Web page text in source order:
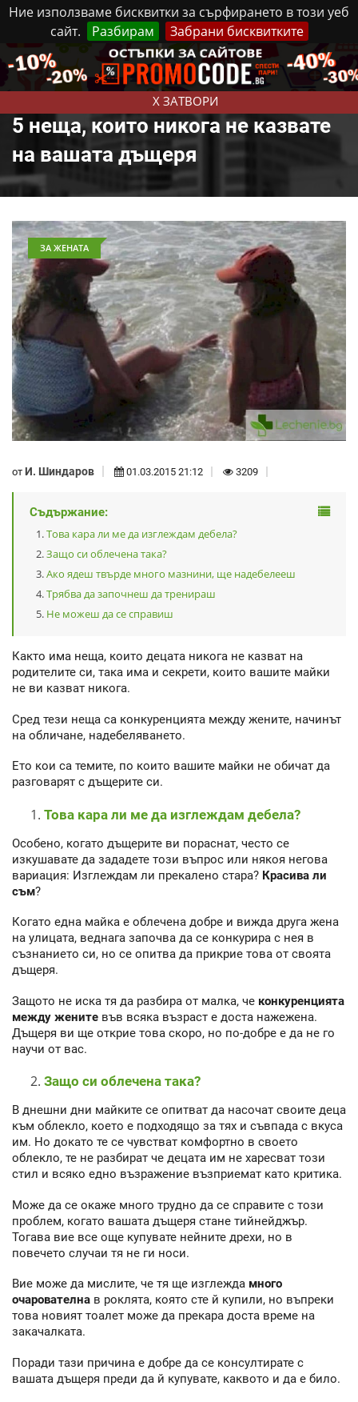
Ние използваме бисквитки за сърфирането в този уеб
сайт.
Разбирам Забрани бисквитките
X ЗАТВОРИ
Четвъртък, 6 Август, 2026 Реклама Контакти
5 неща, които никога не казвате
на вашата дъщеря
ЗА ЖЕНАТА
от И. Шиндаров 01.03.2015 21:12 3209
Съдържание:
Това кара ли ме да изглеждам дебела?
Защо си облечена така?
Ако ядеш твърде много мазнини, ще надебелееш
Трябва да започнеш да тренираш
Не можеш да се справиш
Както има неща, които децата никога не казват на
родителите си, така има и секрети, които вашите майки
не ви казват никога.
Сред тези неща са конкуренцията между жените, начинът
на обличане, надебеляването.
Ето кои са темите, по които вашите майки не обичат да
разговарят с дъщерите си.
Това кара ли ме да изглеждам дебела?
Особено, когато дъщерите ви пораснат, често се
изкушавате да зададете този въпрос или някоя негова
вариация: Изглеждам ли прекалено стара? Красива ли
съм?
Когато една майка е облечена добре и вижда друга жена
на улицата, веднага започва да се конкурира с нея в
съзнанието си, но се опитва да прикрие това от своята
дъщеря.
Защото не иска тя да разбира от малка, че конкуренцията
между жените във всяка възраст е доста нажежена.
Дъщеря ви ще открие това скоро, но по-добре е да не го
научи от вас.
Защо си облечена така?
В днешни дни майките се опитват да насочат своите деца
към облекло, което е подходящо за тях и съвпада с вкуса
им. Но докато те се чувстват комфортно в своето
облекло, те не разбират че децата им не харесват този
стил и всяко едно възражение възприемат като критика.
Може да се окаже много трудно да се справите с този
проблем, когато вашата дъщеря стане тийнейджър.
Тогава вие все още купувате нейните дрехи, но в
повечето случаи тя не ги носи.
Вие може да мислите, че тя ще изглежда много
очарователна в роклята, която сте й купили, но въпреки
това новият тоалет може да прекара доста време на
закачалката.
Поради тази причина е добре да се консултирате с
вашата дъщеря преди да й купувате, каквото и да е било.